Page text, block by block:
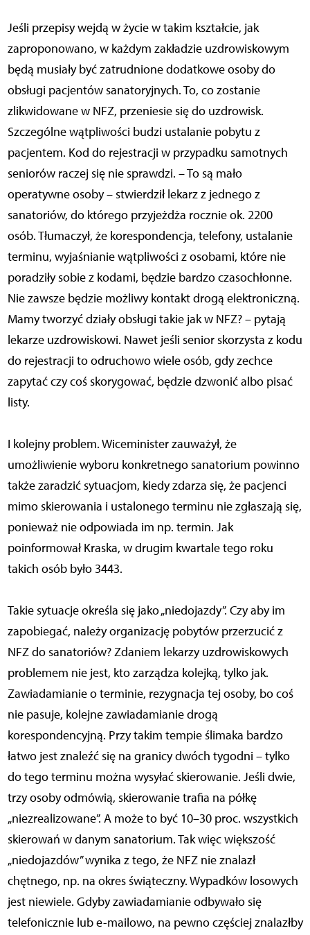
Jeśli przepisy wejdą w życie w takim kształcie, jak
zaproponowano, w każdym zakładzie uzdrowiskowym
będą musiały być zatrudnione dodatkowe osoby do
obsługi pacjentów sanatoryjnych. To, co zostanie
zlikwidowane w NFZ, przeniesie się do uzdrowisk.
Szczególne wątpliwości budzi ustalanie pobytu z
pacjentem. Kod do rejestracji w przypadku samotnych
seniorów raczej się nie sprawdzi. – To są mało
operatywne osoby – stwierdził lekarz z jednego z
sanatoriów, do którego przyjeżdża rocznie ok. 2200
osób. Tłumaczył, że korespondencja, telefony, ustalanie
terminu, wyjaśnianie wątpliwości z osobami, które nie
poradziły sobie z kodami, będzie bardzo czasochłonne.
Nie zawsze będzie możliwy kontakt drogą elektroniczną.
Mamy tworzyć działy obsługi takie jak w NFZ? – pytają
lekarze uzdrowiskowi. Nawet jeśli senior skorzysta z kodu
do rejestracji to odruchowo wiele osób, gdy zechce
zapytać czy coś skorygować, będzie dzwonić albo pisać
listy.
I kolejny problem. Wiceminister zauważył, że
umożliwienie wyboru konkretnego sanatorium powinno
także zaradzić sytuacjom, kiedy zdarza się, że pacjenci
mimo skierowania i ustalonego terminu nie zgłaszają się,
ponieważ nie odpowiada im np. termin. Jak
poinformował Kraska, w drugim kwartale tego roku
takich osób było 3443.
Takie sytuacje określa się jako „niedojazdy”. Czy aby im
zapobiegać, należy organizację pobytów przerzucić z
NFZ do sanatoriów? Zdaniem lekarzy uzdrowiskowych
problemem nie jest, kto zarządza kolejką, tylko jak.
Zawiadamianie o terminie, rezygnacja tej osoby, bo coś
nie pasuje, kolejne zawiadamianie drogą
korespondencyjną. Przy takim tempie ślimaka bardzo
łatwo jest znaleźć się na granicy dwóch tygodni – tylko
do tego terminu można wysyłać skierowanie. Jeśli dwie,
trzy osoby odmówią, skierowanie trafia na półkę
„niezrealizowane”. A może to być 10–30 proc. wszystkich
skierowań w danym sanatorium. Tak więc większość
„niedojazdów” wynika z tego, że NFZ nie znalazł
chętnego, np. na okres świąteczny. Wypadków losowych
jest niewiele. Gdyby zawiadamianie odbywało się
telefonicznie lub e-mailowo, na pewno częściej znalazłby